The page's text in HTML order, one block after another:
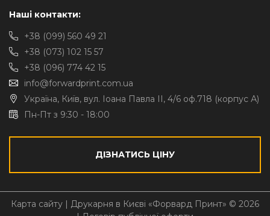
Наші контакти:
+38 (099) 560 49 21
+38 (073) 102 15 57
+38 (096) 774 42 15
info@forwardprint.com.ua
Україна, Київ, вул. Іоана Павла II, 4/6 оф.718 (корпус А)
Пн-Пт з 9:30 - 18:00
ДІЗНАТИСЬ ЦІНУ
Карта сайту | Друкарня в Києві «Форвард Принт» © 2026